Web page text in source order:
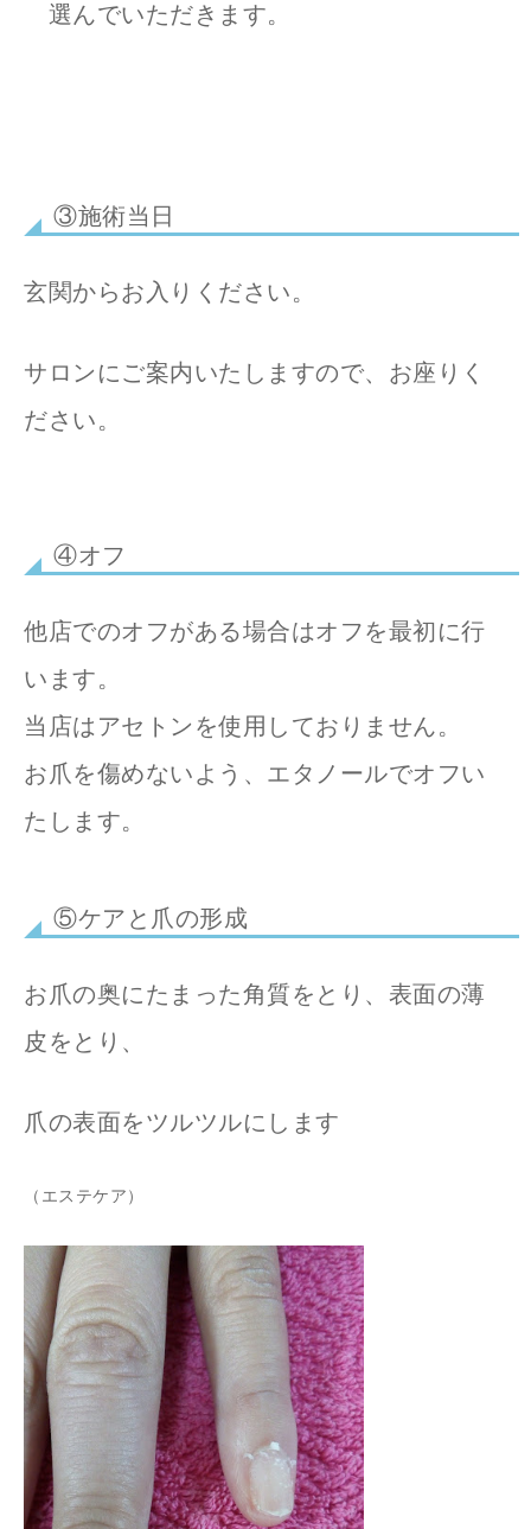
選んでいただきます。
③施術当日
玄関からお入りください。
サロンにご案内いたしますので、お座りく
ださい。
④オフ
他店でのオフがある場合はオフを最初に行
います。
当店はアセトンを使用しておりません。
お爪を傷めないよう、エタノールでオフい
たします。
⑤ケアと爪の形成
お爪の奥にたまった角質をとり、表面の薄
皮をとり、
爪の表面をツルツルにします
（エステケア）